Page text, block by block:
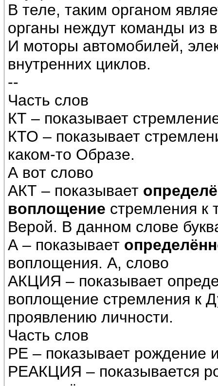
В теле, таким органом
органы неждут команды из
И моторы автомобилей,
внутренних циклов.
--
Часть слов
КТ – показывает
КТО – показывает
каком-то Образе.
А вот слово
АКТ – показывает
воплощение стремления к
Верой. В данном слове
А – показывает
воплощения. А, слово
АКЦИЯ – показывает
воплощение стремления к
проявлению личности.
Часть слов
РЕ – показывает рождение
РЕАКЦИЯ – показывается